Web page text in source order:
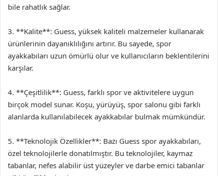
bile rahatlık sağlar.
3. **Kalite**: Guess, yüksek kaliteli malzemeler kullanarak
ürünlerinin dayanıklılığını artırır. Bu sayede, spor
ayakkabıları uzun ömürlü olur ve kullanıcıların beklentilerini
karşılar.
4. **Çeşitlilik**: Guess, farklı spor ve aktivitelere uygun
birçok model sunar. Koşu, yürüyüş, spor salonu gibi farklı
alanlarda kullanılabilecek ayakkabılar bulmak mümkündür.
5. **Teknolojik Özellikler**: Bazı Guess spor ayakkabıları,
özel teknolojilerle donatılmıştır. Bu teknolojiler, kaymaz
tabanlar, nefes alabilir üst yüzeyler ve darbe emici tabanlar